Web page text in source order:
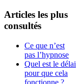
Articles les plus
consultés
Ce que n’est
pas l’hypnose
Quel est le délai
pour que cela
fonctionne ?